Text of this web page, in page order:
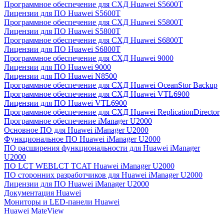
Программное обеспечение для СХД Huawei S5600T
Лицензии для ПО Huawei S5600T
Программное обеспечение для СХД Huawei S5800T
Лицензии для ПО Huawei S5800T
Программное обеспечение для СХД Huawei S6800T
Лицензии для ПО Huawei S6800T
Программное обеспечение для СХД Huawei 9000
Лицензии для ПО Huawei 9000
Лицензии для ПО Huawei N8500
Программное обеспечение для СХД Huawei OceanStor Backup
Программное обеспечение для СХД Huawei VTL6900
Лицензии для ПО Huawei VTL6900
Программное обеспечение для СХД Huawei ReplicationDirector
Программное обеспечение iManager U2000
Основное ПО для Huawei iManager U2000
Функциональное ПО Huawei iManager U2000
ПО расширения функциональности для Huawei iManager
U2000
ПО LCT WEBLCT TCAT Huawei iManager U2000
ПО сторонних разработчиков для Huawei iManager U2000
Лицензии для ПО Huawei iManager U2000
Документация Huawei
Мониторы и LED-панели Huawei
Huawei MateView